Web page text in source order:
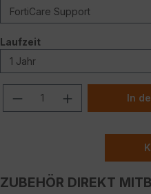
Laufzeitauswählen
Produkt Anzahl:
In
ZUBEHÖR DIREKT